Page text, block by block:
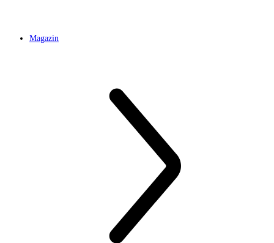
Magazin